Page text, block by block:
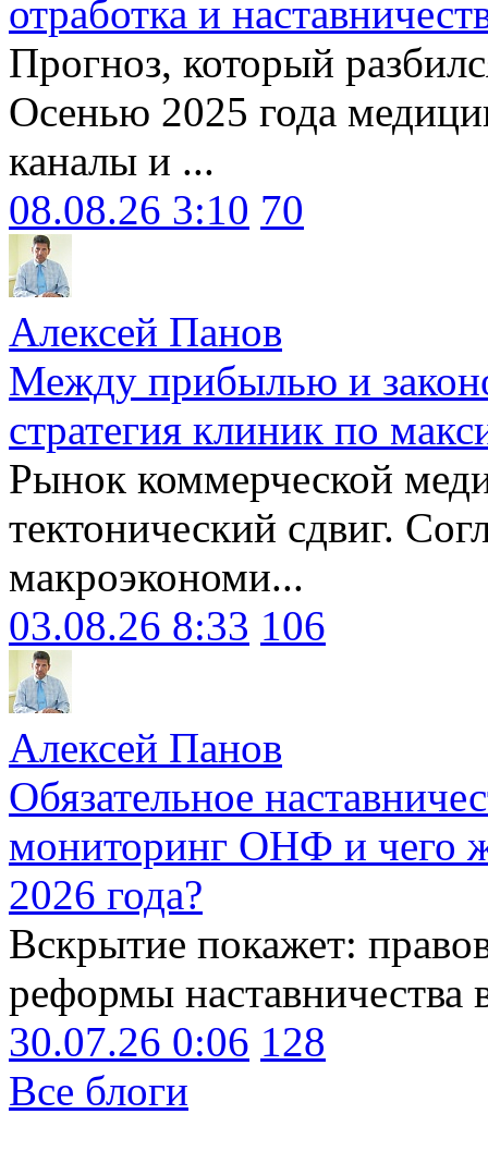
отработка и
Прогноз, который
Осенью 2025 года
каналы и ...
08.08.26 3:10 70
Алексей Панов
Между прибылью и
стратегия клиник по
Рынок коммерческой
тектонический сдвиг.
макроэкономи...
03.08.26 8:33 106
Алексей Панов
Обязательное
мониторинг ОНФ и чего
2026 года?
Вскрытие покажет:
реформы наставничества
30.07.26 0:06 128
Все блоги